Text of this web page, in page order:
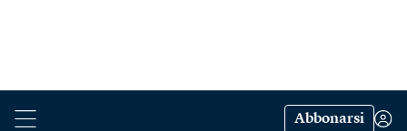
Abbonarsi